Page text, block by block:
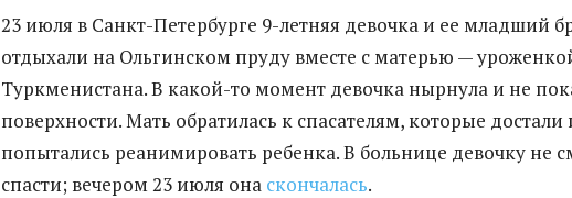
23 июля в Санкт-Петербурге 9-летняя девочка и ее младший
отдыхали на Ольгинском пруду вместе с матерью —
Туркменистана. В какой-то момент девочка нырнула и не
поверхности. Мать обратилась к спасателям, которые достали
попытались реанимировать ребенка. В больнице девочку не
спасти; вечером 23 июля она скончалась.